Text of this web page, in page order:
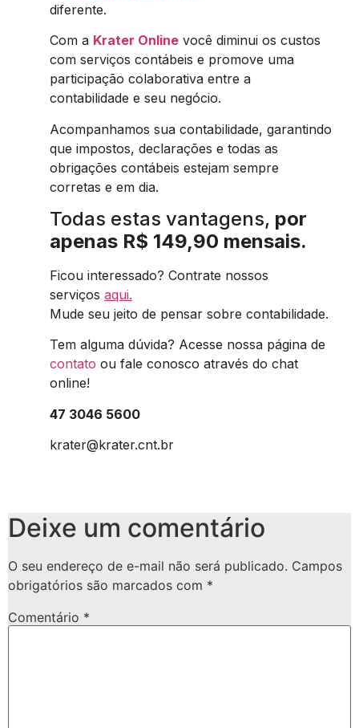
diferente.
Com a Krater Online você diminui os custos
com serviços contábeis e promove uma
participação colaborativa entre a
contabilidade e seu negócio.
Acompanhamos sua contabilidade, garantindo
que impostos, declarações e todas as
obrigações contábeis estejam sempre
corretas e em dia.
Todas estas vantagens, por
apenas R$ 149,90 mensais.
Ficou interessado? Contrate nossos
serviços aqui.
Mude seu jeito de pensar sobre contabilidade.
Tem alguma dúvida? Acesse nossa página de
contato ou fale conosco através do chat
online!
47 3046 5600
krater@krater.cnt.br
Deixe um comentário
O seu endereço de e-mail não será publicado. Campos
obrigatórios são marcados com *
Comentário *